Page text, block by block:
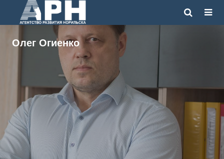
Олег Огиенко